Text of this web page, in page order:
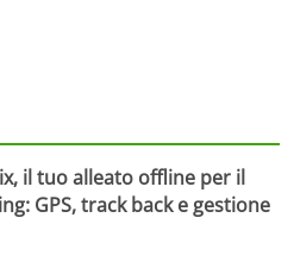
il tuo alleato offline per il
GPS, track back e gestione